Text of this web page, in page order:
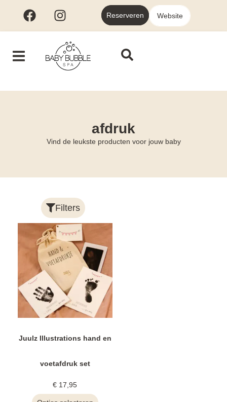
Reserveren Website
afdruk
Vind de leukste producten voor jouw baby
Filters
Juulz Illustrations hand en
voetafdruk set
€ 17,95